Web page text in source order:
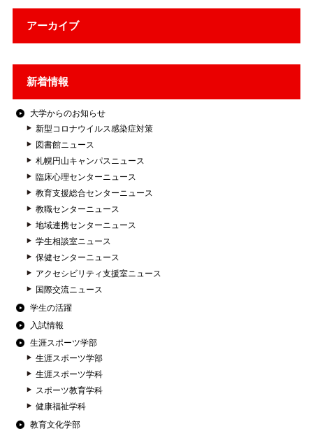
アーカイブ
新着情報
大学からのお知らせ
新型コロナウイルス感染症対策
図書館ニュース
札幌円山キャンパスニュース
臨床心理センターニュース
教育支援総合センターニュース
教職センターニュース
地域連携センターニュース
学生相談室ニュース
保健センターニュース
アクセシビリティ支援室ニュース
国際交流ニュース
学生の活躍
入試情報
生涯スポーツ学部
生涯スポーツ学部
生涯スポーツ学科
スポーツ教育学科
健康福祉学科
教育文化学部